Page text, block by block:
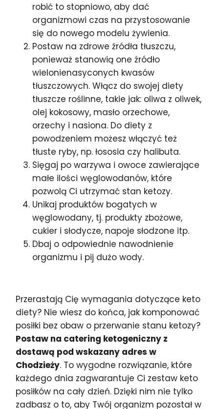
robić to stopniowo, aby dać
organizmowi czas na przystosowanie
się do nowego modelu żywienia.
Postaw na zdrowe źródła tłuszczu,
ponieważ stanowią one źródło
wielonienasyconych kwasów
tłuszczowych. Włącz do swojej diety
tłuszcze roślinne, takie jak: oliwa z oliwek,
olej kokosowy, masło orzechowe,
orzechy i nasiona. Do diety z
powodzeniem możesz włączyć też
tłuste ryby, np. łososia czy halibuta.
Sięgaj po warzywa i owoce zawierające
małe ilości węglowodanów, które
pozwolą Ci utrzymać stan ketozy.
Unikaj produktów bogatych w
węglowodany, tj. produkty zbożowe,
cukier i słodycze, napoje słodzone itp.
Dbaj o odpowiednie nawodnienie
organizmu i pij dużo wody.
Przerastają Cię wymagania dotyczące keto
diety? Nie wiesz do końca, jak komponować
posiłki bez obaw o przerwanie stanu ketozy?
Postaw na catering ketogeniczny z
dostawą pod wskazany adres w
Chodzieży. To wygodne rozwiązanie, które
każdego dnia zagwarantuje Ci zestaw keto
posiłków na cały dzień. Dzięki nim nie tylko
zadbasz o to, aby Twój organizm pozostał w